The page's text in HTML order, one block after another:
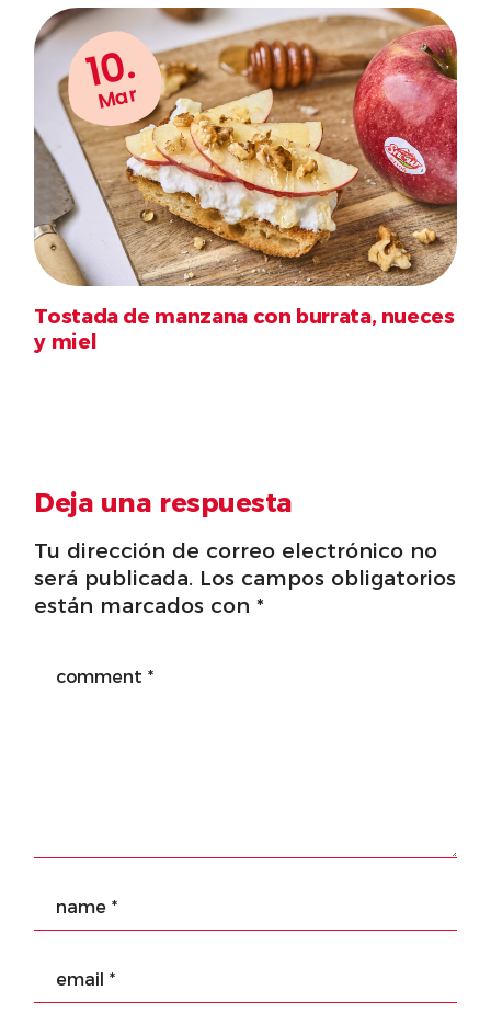
10.
Mar
Tostada de manzana con burrata, nueces
y miel
Deja una respuesta
Tu dirección de correo electrónico no
será publicada. Los campos obligatorios
están marcados con*